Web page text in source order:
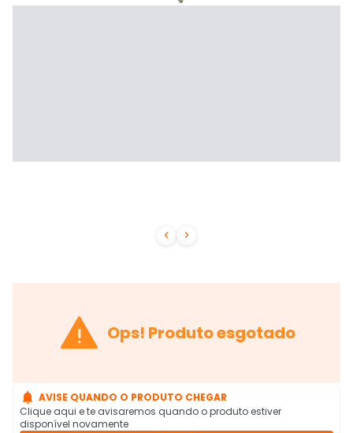
 
 Ops! Produto esgotado
 AVISE QUANDO O PRODUTO CHEGAR
Clique aqui e te avisaremos quando o produto estiver
disponível novamente